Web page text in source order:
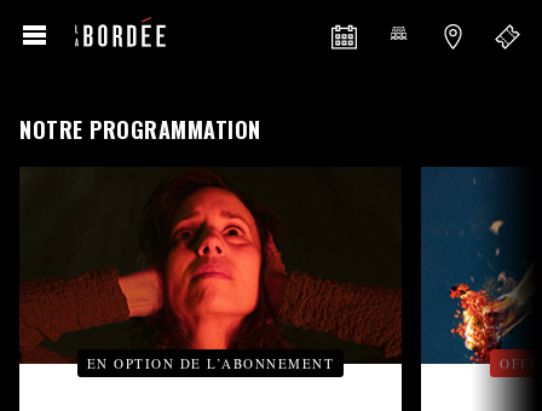
NOTRE PROGRAMMATION
EN OPTION DE L’ABONNEMENT